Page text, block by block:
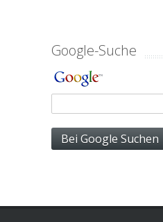
Google-Suche